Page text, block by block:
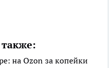
на Ozon за копейки